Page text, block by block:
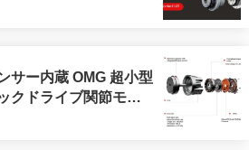
サー内蔵 OMG 超小型
クドライブ関節モジ